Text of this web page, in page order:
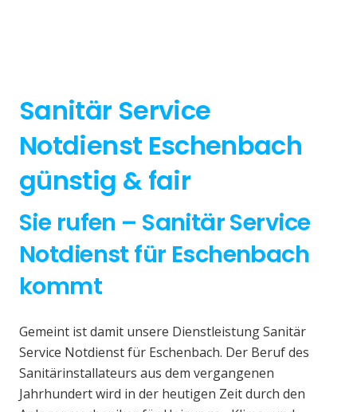
Sanitär Service
Notdienst Eschenbach
günstig & fair
Sie rufen – Sanitär Service
Notdienst für Eschenbach
kommt
Gemeint ist damit unsere Dienstleistung Sanitär
Service Notdienst für Eschenbach. Der Beruf des
Sanitärinstallateurs aus dem vergangenen
Jahrhundert wird in der heutigen Zeit durch den